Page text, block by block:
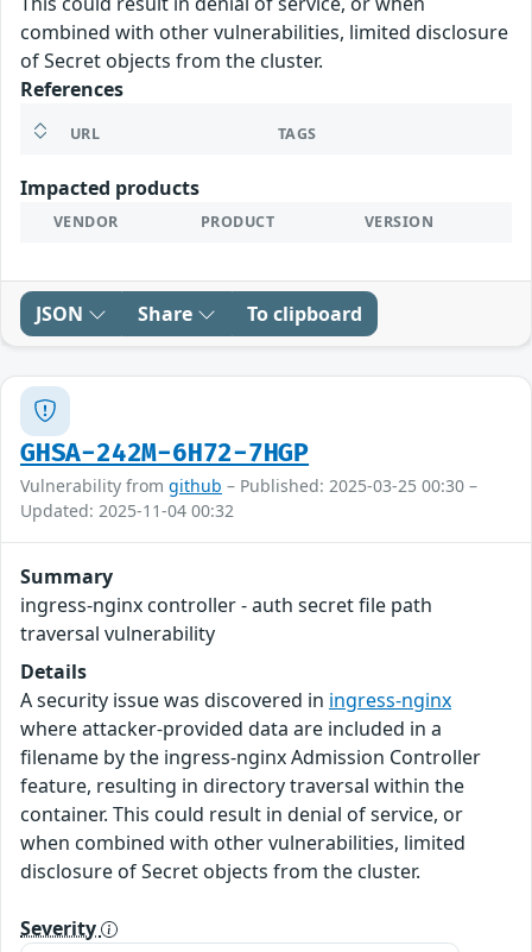
combined with other vulnerabilities, limited disclosure
of Secret objects from the cluster.
References
URL TAGS
Impacted products
VENDOR PRODUCT VERSION
JSON Share To clipboard
GHSA-242M-6H72-7HGP
Vulnerability from github – Published: 2025-03-25 00:30 –
Updated: 2025-11-04 00:32
Summary
ingress-nginx controller - auth secret file path
traversal vulnerability
Details
A security issue was discovered in ingress-nginx
where attacker-provided data are included in a
filename by the ingress-nginx Admission Controller
feature, resulting in directory traversal within the
container. This could result in denial of service, or
when combined with other vulnerabilities, limited
disclosure of Secret objects from the cluster.
Severity